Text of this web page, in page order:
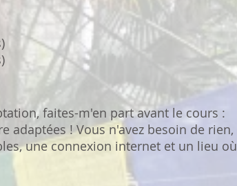
faites-m'en part avant le cours :
adaptées ! Vous n'avez besoin de rien,
une connexion internet et un lieu où